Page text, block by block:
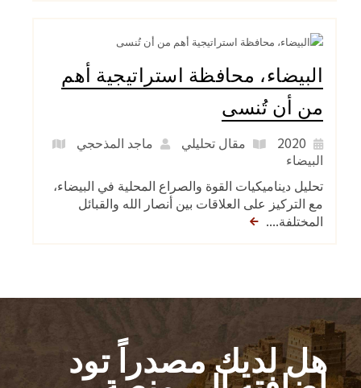
البيضاء، محافظة استراتيجية أهم
من أن تُنسى
مقال تحليلي
ماجد المذحجي
البيضاء
تحليل ديناميكيات القوة والصراع المحلية في البيضاء،
مع التركيز على العلاقات بين أنصار الله والقبائل
المختلفة....
هل لديك مصدراً تود